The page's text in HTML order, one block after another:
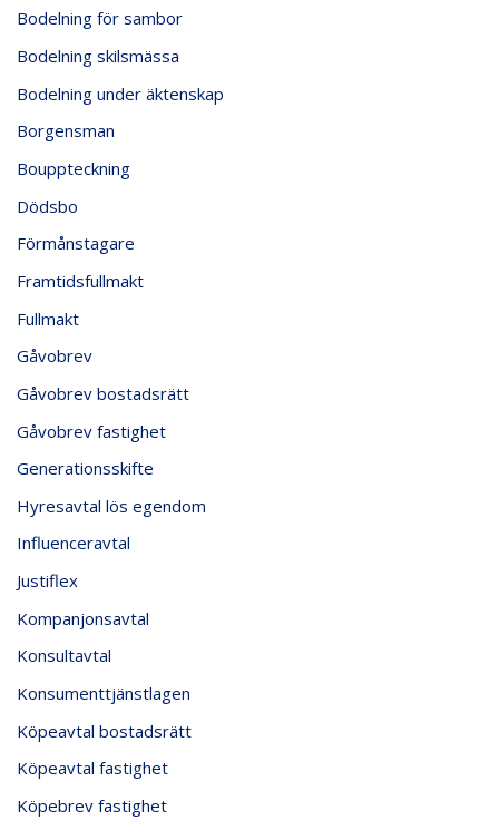
Bodelning för sambor
Bodelning skilsmässa
Bodelning under äktenskap
Borgensman
Bouppteckning
Dödsbo
Förmånstagare
Framtidsfullmakt
Fullmakt
Gåvobrev
Gåvobrev bostadsrätt
Gåvobrev fastighet
Generationsskifte
Hyresavtal lös egendom
Influenceravtal
Justiflex
Kompanjonsavtal
Konsultavtal
Konsumenttjänstlagen
Köpeavtal bostadsrätt
Köpeavtal fastighet
Köpebrev fastighet